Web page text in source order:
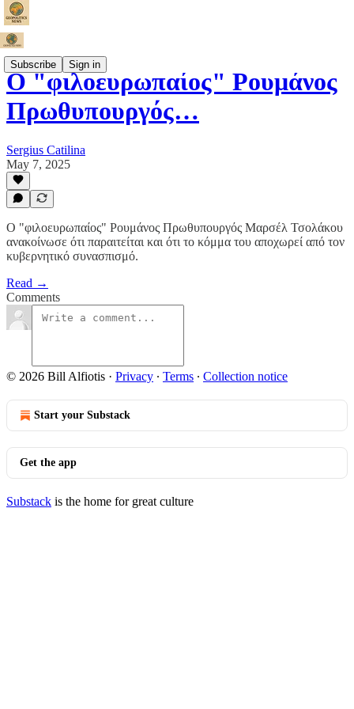
Subscribe Sign in
Ο "φιλοευρωπαίος" Ρουμάνος
Πρωθυπουργός…
Sergius Catilina
May 7, 2025
Ο "φιλοευρωπαίος" Ρουμάνος Πρωθυπουργός Μαρσέλ Τσολάκου
ανακοίνωσε ότι παραιτείται και ότι το κόμμα του αποχωρεί από τον
κυβερνητικό συνασπισμό.
Read →
Comments
© 2026 Bill Alfiotis · Privacy ∙ Terms ∙ Collection notice
Start your Substack
Get the app
Substack is the home for great culture